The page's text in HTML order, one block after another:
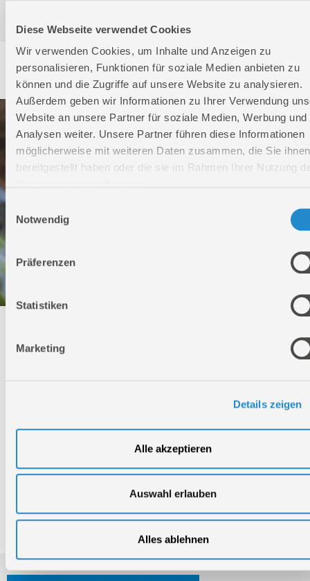
Diese Webseite verwendet Cookies
Wir verwenden Cookies, um Inhalte und Anzeigen zu
personalisieren, Funktionen für soziale Medien anbieten zu
können und die Zugriffe auf unsere Website zu analysieren.
Außerdem geben wir Informationen zu Ihrer Verwendung
Website an unsere Partner für soziale Medien, Werbung und
Analysen weiter. Unsere Partner führen diese Informationen
möglicherweise mit weiteren Daten zusammen, die Sie ihnen
bereitgestellt haben oder die sie im Rahmen Ihrer Nutzung
Einwilligungsauswahl
Notwendig
Präferenzen
Statistiken
Marketing
Details zeigen
Alle akzeptieren
Auswahl erlauben
Alles ablehnen
Service
Ersatzteile- und Zubehör-Shop